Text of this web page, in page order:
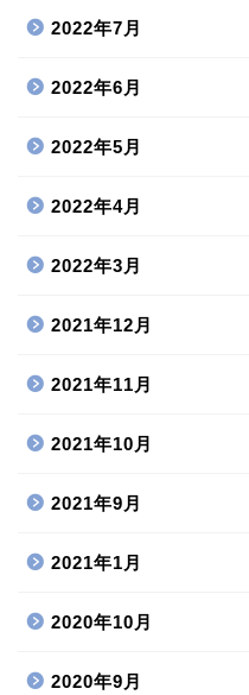
2022年7月
2022年6月
2022年5月
2022年4月
2022年3月
2021年12月
2021年11月
2021年10月
2021年9月
2021年1月
2020年10月
2020年9月